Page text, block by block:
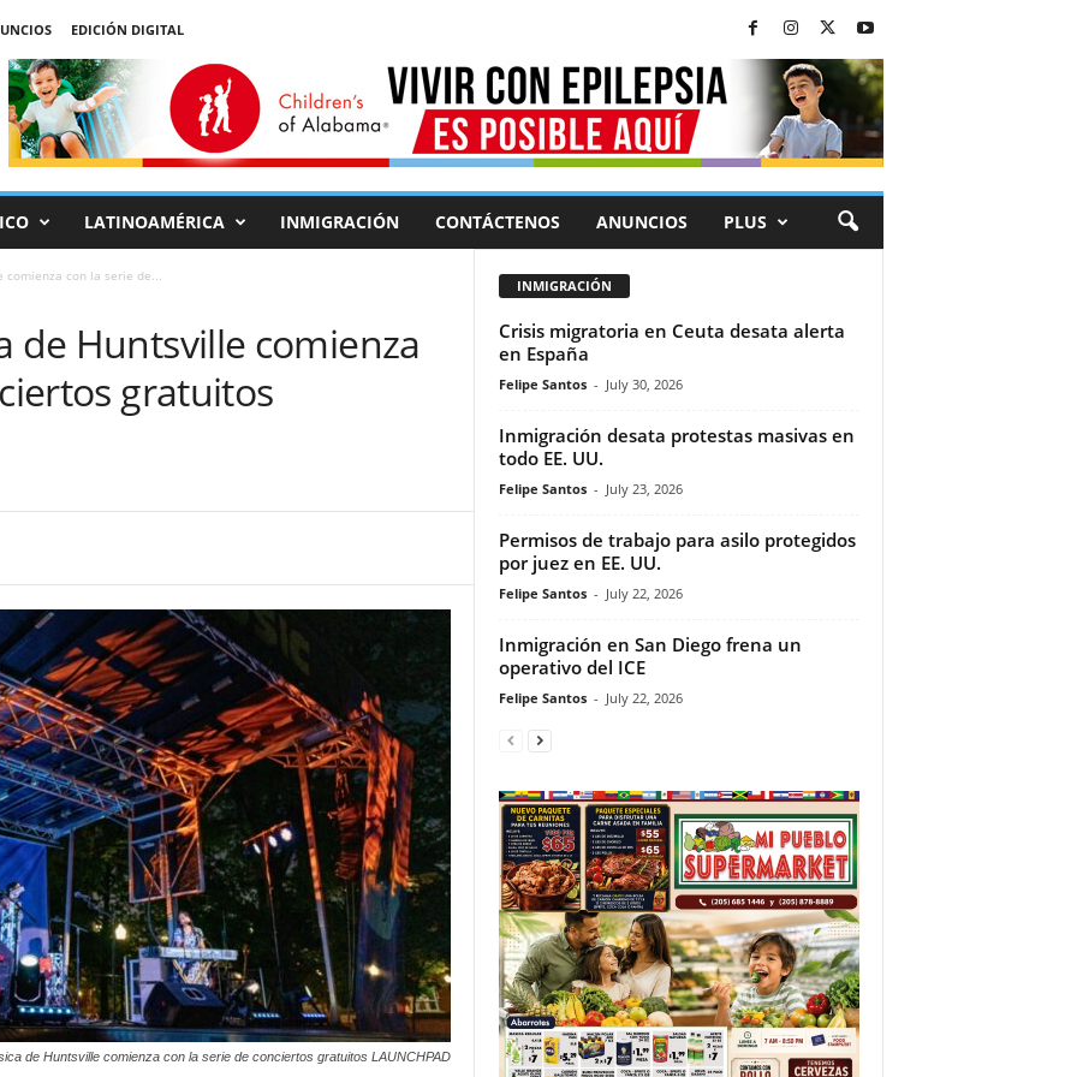
EDICIÓN DIGITAL
LATINOAMÉRICA INMIGRACIÓN CONTÁCTENOS ANUNCIOS PLUS
comienza con la serie de...
de Huntsville comienza
gratuitos
de Huntsville comienza con la serie de conciertos gratuitos LAUNCHPAD
INMIGRACIÓN
Crisis migratoria en Ceuta desata alerta
en España
Felipe Santos - July 30, 2026
Inmigración desata protestas masivas en
todo EE. UU.
Felipe Santos - July 23, 2026
Permisos de trabajo para asilo protegidos
por juez en EE. UU.
Felipe Santos - July 22, 2026
Inmigración en San Diego frena un
operativo del ICE
Felipe Santos - July 22, 2026